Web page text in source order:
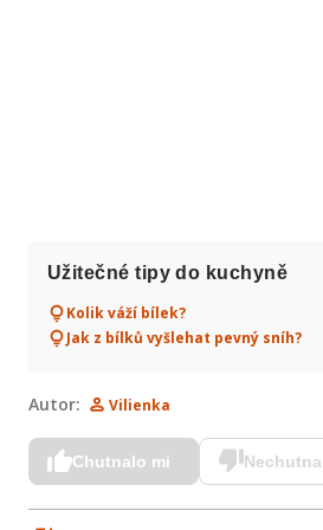
Užitečné tipy do kuchyně
Kolik váží bílek?
Jak z bílků vyšlehat pevný sníh?
Autor: Vilienka
Chutnalo mi